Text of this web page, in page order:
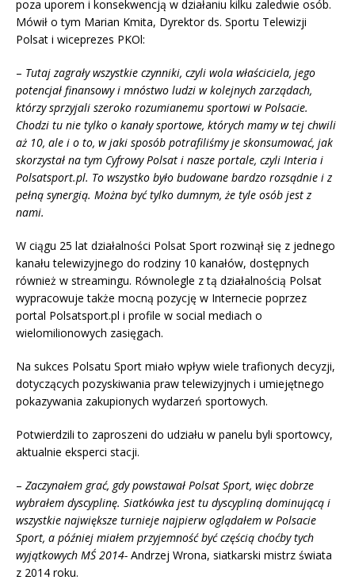
poza uporem i konsekwencją w działaniu kilku zaledwie osób.
Mówił o tym Marian Kmita, Dyrektor ds. Sportu Telewizji
Polsat i wiceprezes PKOl:
– Tutaj zagrały wszystkie czynniki, czyli wola właściciela, jego
potencjał finansowy i mnóstwo ludzi w kolejnych zarządach,
którzy sprzyjali szeroko rozumianemu sportowi w Polsacie.
Chodzi tu nie tylko o kanały sportowe, których mamy w tej chwili
aż 10, ale i o to, w jaki sposób potrafiliśmy je skonsumować, jak
skorzystał na tym Cyfrowy Polsat i nasze portale, czyli Interia i
Polsatsport.pl. To wszystko było budowane bardzo rozsądnie i z
pełną synergią. Można być tylko dumnym, że tyle osób jest z
nami.
W ciągu 25 lat działalności Polsat Sport rozwinął się z jednego
kanału telewizyjnego do rodziny 10 kanałów, dostępnych
również w streamingu. Równolegle z tą działalnością Polsat
wypracowuje także mocną pozycję w Internecie poprzez
portal Polsatsport.pl i profile w social mediach o
wielomilionowych zasięgach.
Na sukces Polsatu Sport miało wpływ wiele trafionych decyzji,
dotyczących pozyskiwania praw telewizyjnych i umiejętnego
pokazywania zakupionych wydarzeń sportowych.
Potwierdzili to zaproszeni do udziału w panelu byli sportowcy,
aktualnie eksperci stacji.
– Zaczynałem grać, gdy powstawał Polsat Sport, więc dobrze
wybrałem dyscyplinę. Siatkówka jest tu dyscypliną dominującą i
wszystkie największe turnieje najpierw oglądałem w Polsacie
Sport, a później miałem przyjemność być częścią choćby tych
wyjątkowych MŚ 2014- Andrzej Wrona, siatkarski mistrz świata
z 2014 roku.